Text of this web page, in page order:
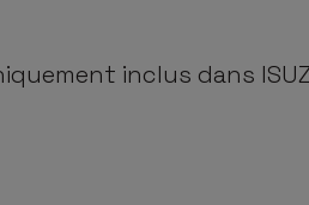
inclus dans